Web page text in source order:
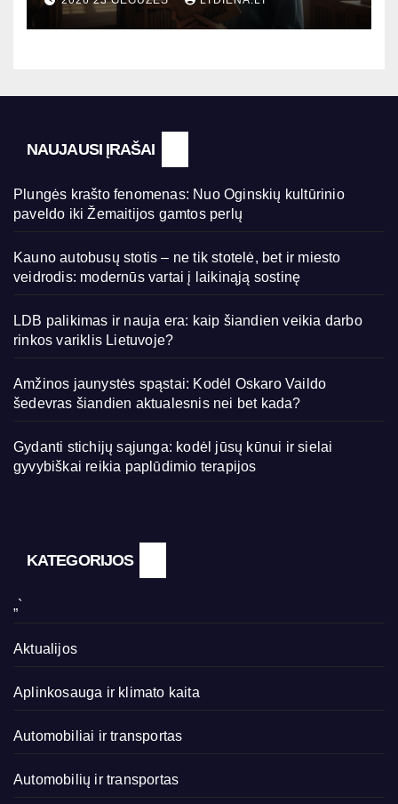
kada?
NAUJAUSI ĮRAŠAI
Plungės krašto fenomenas: Nuo Oginskių kultūrinio
paveldo iki Žemaitijos gamtos perlų
Kauno autobusų stotis – ne tik stotelė, bet ir miesto
veidrodis: modernūs vartai į laikinąją sostinę
LDB palikimas ir nauja era: kaip šiandien veikia darbo
rinkos variklis Lietuvoje?
Amžinos jaunystės spąstai: Kodėl Oskaro Vaildo
šedevras šiandien aktualesnis nei bet kada?
Gydanti stichijų sąjunga: kodėl jūsų kūnui ir sielai
gyvybiškai reikia paplūdimio terapijos
KATEGORIJOS
„`
Aktualijos
Aplinkosauga ir klimato kaita
Automobiliai ir transportas
Automobilių ir transportas